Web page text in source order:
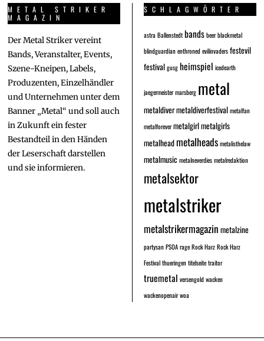
METAL STRIKER
MAGAZIN
Der Metal Striker vereint
Bands, Veranstalter, Events,
Szene-Kneipen, Labels,
Produzenten, Einzelhändler
und Unternehmen unter dem
Banner „Metal“ und soll auch
in Zukunft ein fester
Bestandteil in den Händen
der Leserschaft darstellen
und sie informieren.
SCHLAGWÖRTER
astra Ballenstedtbandsbeerblackmetal
blindguardianenthronedevilinvadersfestevil
festivalgusgheimspiel icedearth
jaegermeistermarsberg metal
metaldivermetaldiverfestivalmetalfan
metalforevermetalgirlmetalgirls
metalhead metalheadsmetalisthelaw
metalmusic metalneverdiesmetalredaktion
metalsektor
metalstriker
metalstrikermagazin metalzine
partysanPSOArageRock HarzRock Harz
Festivalthueringentitelseitetraitor
truemetal versengoldwacken
wackenopenairwoa